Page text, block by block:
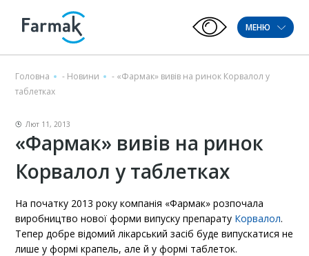
МЕНЮ
Головна - Новини - «Фармак» вивів на ринок Корвалол у
таблетках
Лют 11, 2013
«Фармак» вивів на ринок
Корвалол у таблетках
На початку 2013 року компанія «Фармак» розпочала
виробництво нової форми випуску препарату Корвалол.
Тепер добре відомий лікарський засіб буде випускатися не
лише у формі крапель, але й у формі таблеток.